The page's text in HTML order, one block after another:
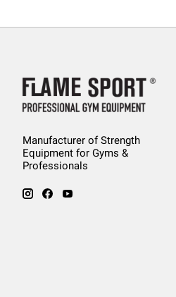
Manufacturer of Strength
Equipment for Gyms &
Professionals